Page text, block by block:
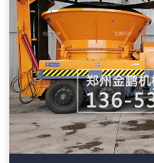
料来源分散的用户，移